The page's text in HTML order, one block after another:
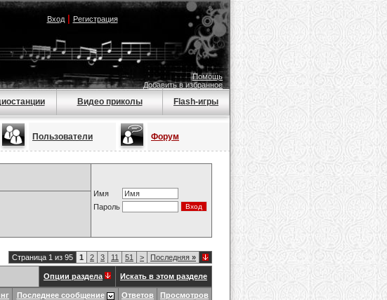
Вход| Регистрация
Помощь
Добавить в избранное
Видео приколы Flash-игры
Пользователи Форум
Имя
Пароль
Страница 1 из 95 1 2 3 11 51 > Последняя »
Опции раздела Искать в этом разделе
Последнее сообщение Ответов Просмотров